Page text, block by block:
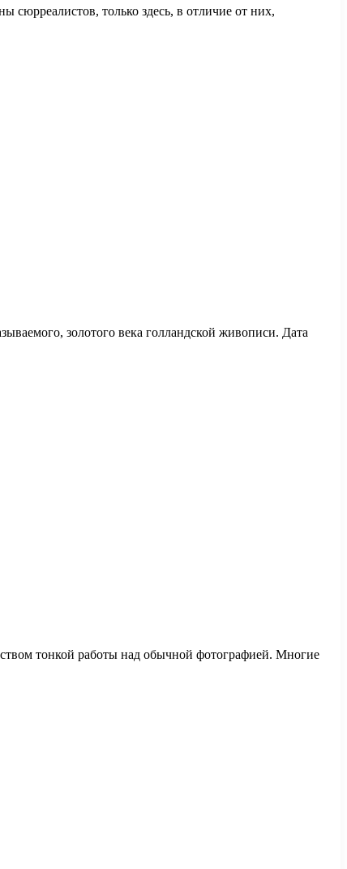
сюрреалистов, только здесь, в отличие от них,
золотого века голландской живописи. Дата
тонкой работы над обычной фотографией. Многие